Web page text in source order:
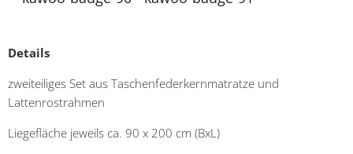
Details
zweiteiliges Set aus Taschenfederkernmatratze und
Lattenrostrahmen
Liegefläche jeweils ca. 90 x 200 cm (BxL)